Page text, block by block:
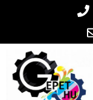
tartalomba